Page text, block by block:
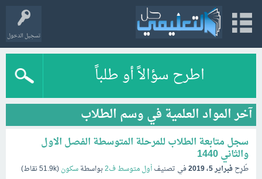
تسجيل الدخول
اطرح سؤالاً أو طلباً
آخر المواد العلمية في وسم الطلاب
سجل متابعة الطلاب للمرحلة المتوسطة الفصل الاول
والثاني 1440
طُرِحفبراير 5، 2019 في تصنيفأول متوسط ف2 بواسطةسكون(
51.9kنقاط)